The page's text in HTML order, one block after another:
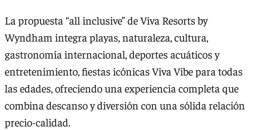
La propuesta “all inclusive” de Viva Resorts by
Wyndham integra playas, naturaleza, cultura,
gastronomía internacional, deportes acuáticos y
entretenimiento, fiestas icónicas Viva Vibe para todas
las edades, ofreciendo una experiencia completa que
combina descanso y diversión con una sólida relación
precio-calidad.